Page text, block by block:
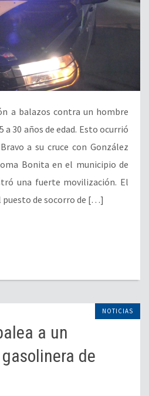
a balazos contra un hombre
30 años de edad. Esto ocurrió
a su cruce con González
Bonita en el municipio de
una fuerte movilización. El
de socorro de […]
NOTICIAS
a un
de